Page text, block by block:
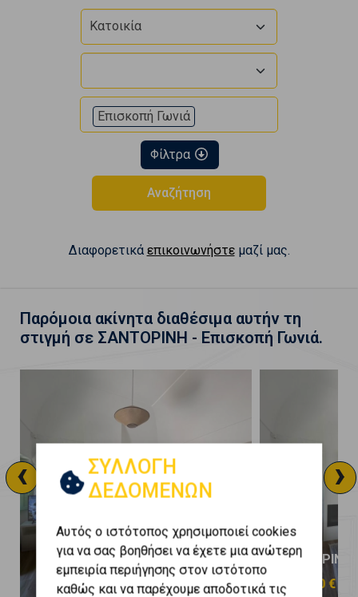
Κατοικία
Επισκοπή Γωνιά
Φίλτρα
Αναζήτηση
Διαφορετικά επικοινωνήστεμαζί μας.
Παρόμοια ακίνητα διαθέσιμα αυτήν τη
στιγμή σε ΣΑΝΤΟΡΙΝΗ - Επισκοπή Γωνιά.
ΣΑΝΤΟΡΙΝΗ - Επισκοπή Γωνιά
580.000 €
ΣΑΝΤΟΡΙΝΗ
580.000 €
‹ ›
ΣΥΛΛΟΓΗ
ΔΕΔΟΜΕΝΩΝ
Αυτός ο ιστότοπος χρησιμοποιεί cookies
για να σας βοηθήσει να έχετε μια ανώτερη
εμπειρία περιήγησης στον ιστότοπο
καθώς και να παρέχουμε αποδοτικά τις